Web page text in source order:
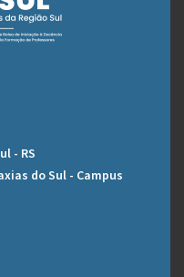
- RS
do Sul - Campus
os usuários e entender